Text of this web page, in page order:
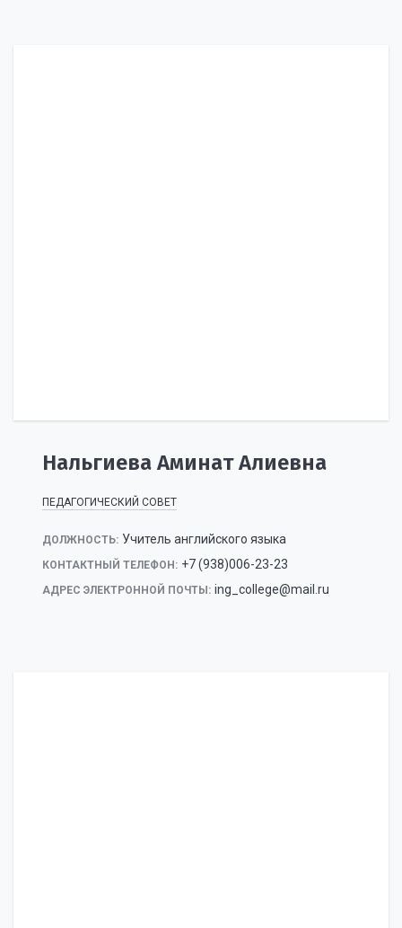
Нальгиева Аминат Алиевна
ПЕДАГОГИЧЕСКИЙ СОВЕТ
ДОЛЖНОСТЬ: Учитель английского языка
КОНТАКТНЫЙ ТЕЛЕФОН: +7 (938)006-23-23
АДРЕС ЭЛЕКТРОННОЙ ПОЧТЫ: ing_college@mail.ru